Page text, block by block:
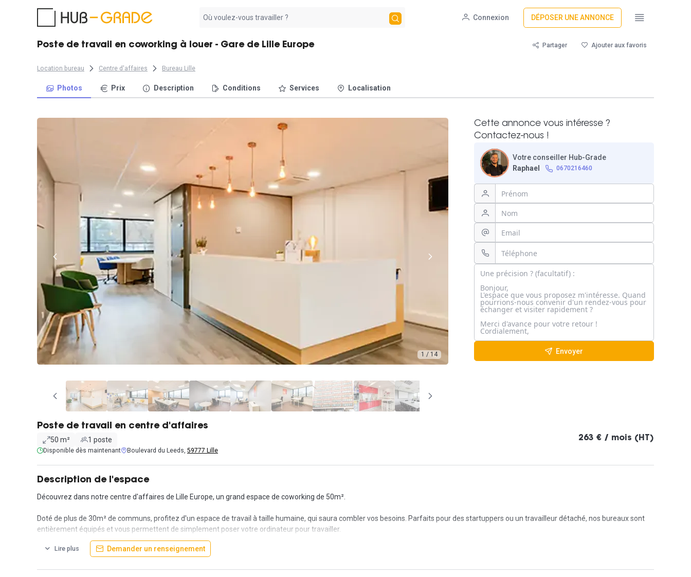
résultat
Connexion DÉPOSER UNE ANNONCE
Poste de travail en coworking à louer - Gare de Lille Europe Partager Ajouter aux favoris
Location bureau Centre d'affaires Bureau Lille
Photos Prix Description Conditions Services Localisation
1 / 14
Cette annonce vous intéresse ?
Contactez-nous !
Votre conseiller Hub-Grade
Raphael
0670216460
Envoyer
Poste de travail en centre d'affaires
50 m² 1 poste
Disponible dès maintenant Boulevard du Leeds, 59777 Lille
263 € / mois (HT)
Description de l'espace
Découvrez dans notre centre d'affaires de Lille Europe, un grand espace de coworking de 50m².
Doté de plus de 30m² de communs, profitez d'un espace de travail à taille humaine, qui saura combler vos besoins. Parfaits pour des startuppers ou un travailleur détaché, nos bureaux sont
entièrement équipés et vous permettent de simplement poser votre ordinateur pour travailler.
Avec un parking souterrain et une proximité directe avec les grands axes français et belges, profitez d'une accessibilité directe sur site. Vous vous déplacez en transport en commun ? Ces
moins de 20 min.
Lire plus Demander un renseignement